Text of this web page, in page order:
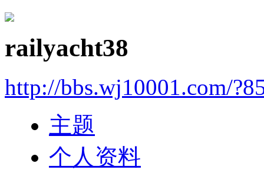
railyacht38
http://bbs.wj10001.com/
主题
个人资料